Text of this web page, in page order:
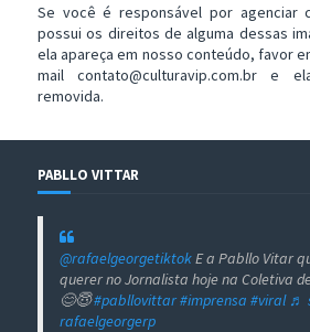
Se você é responsável por agenciar
possui os direitos de alguma dessas
ela apareça em nosso conteúdo, favor
mail contato@culturavip.com.br e
removida.
PABLLO VITTAR
@rafaelgeorgetiktokE a Pabllo Vitar
querer no Jornalista hoje na Coletiva
😊😇#pabllovittar#imprensa #viral ♬
rafaelgeorgerp